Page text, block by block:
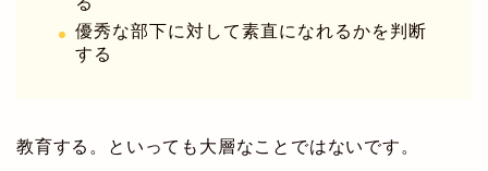
優秀な部下に対して素直になれるかを判断
する
教育する。といっても大層なことではないです。